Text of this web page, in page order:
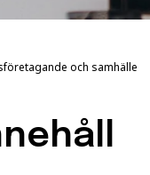
och samhälle